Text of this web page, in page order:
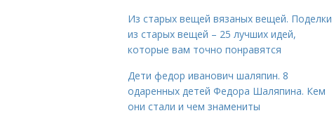
Из старых вещей вязаных вещей. Поделки
из старых вещей – 25 лучших идей,
которые вам точно понравятся
Дети федор иванович шаляпин. 8
одаренных детей Федора Шаляпина. Кем
они стали и чем знамениты